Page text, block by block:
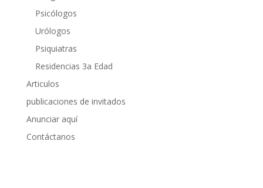
Psicólogos
Urólogos
Psiquiatras
Residencias 3a Edad
Articulos
publicaciones de invitados
Anunciar aquí
Contáctanos